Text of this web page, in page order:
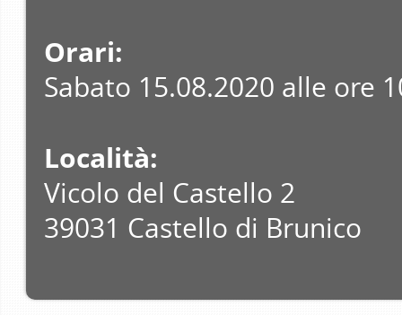
Orari:
Sabato 15.08.2020 alle ore
Località:
Vicolo del Castello 2
39031 Castello di Brunico